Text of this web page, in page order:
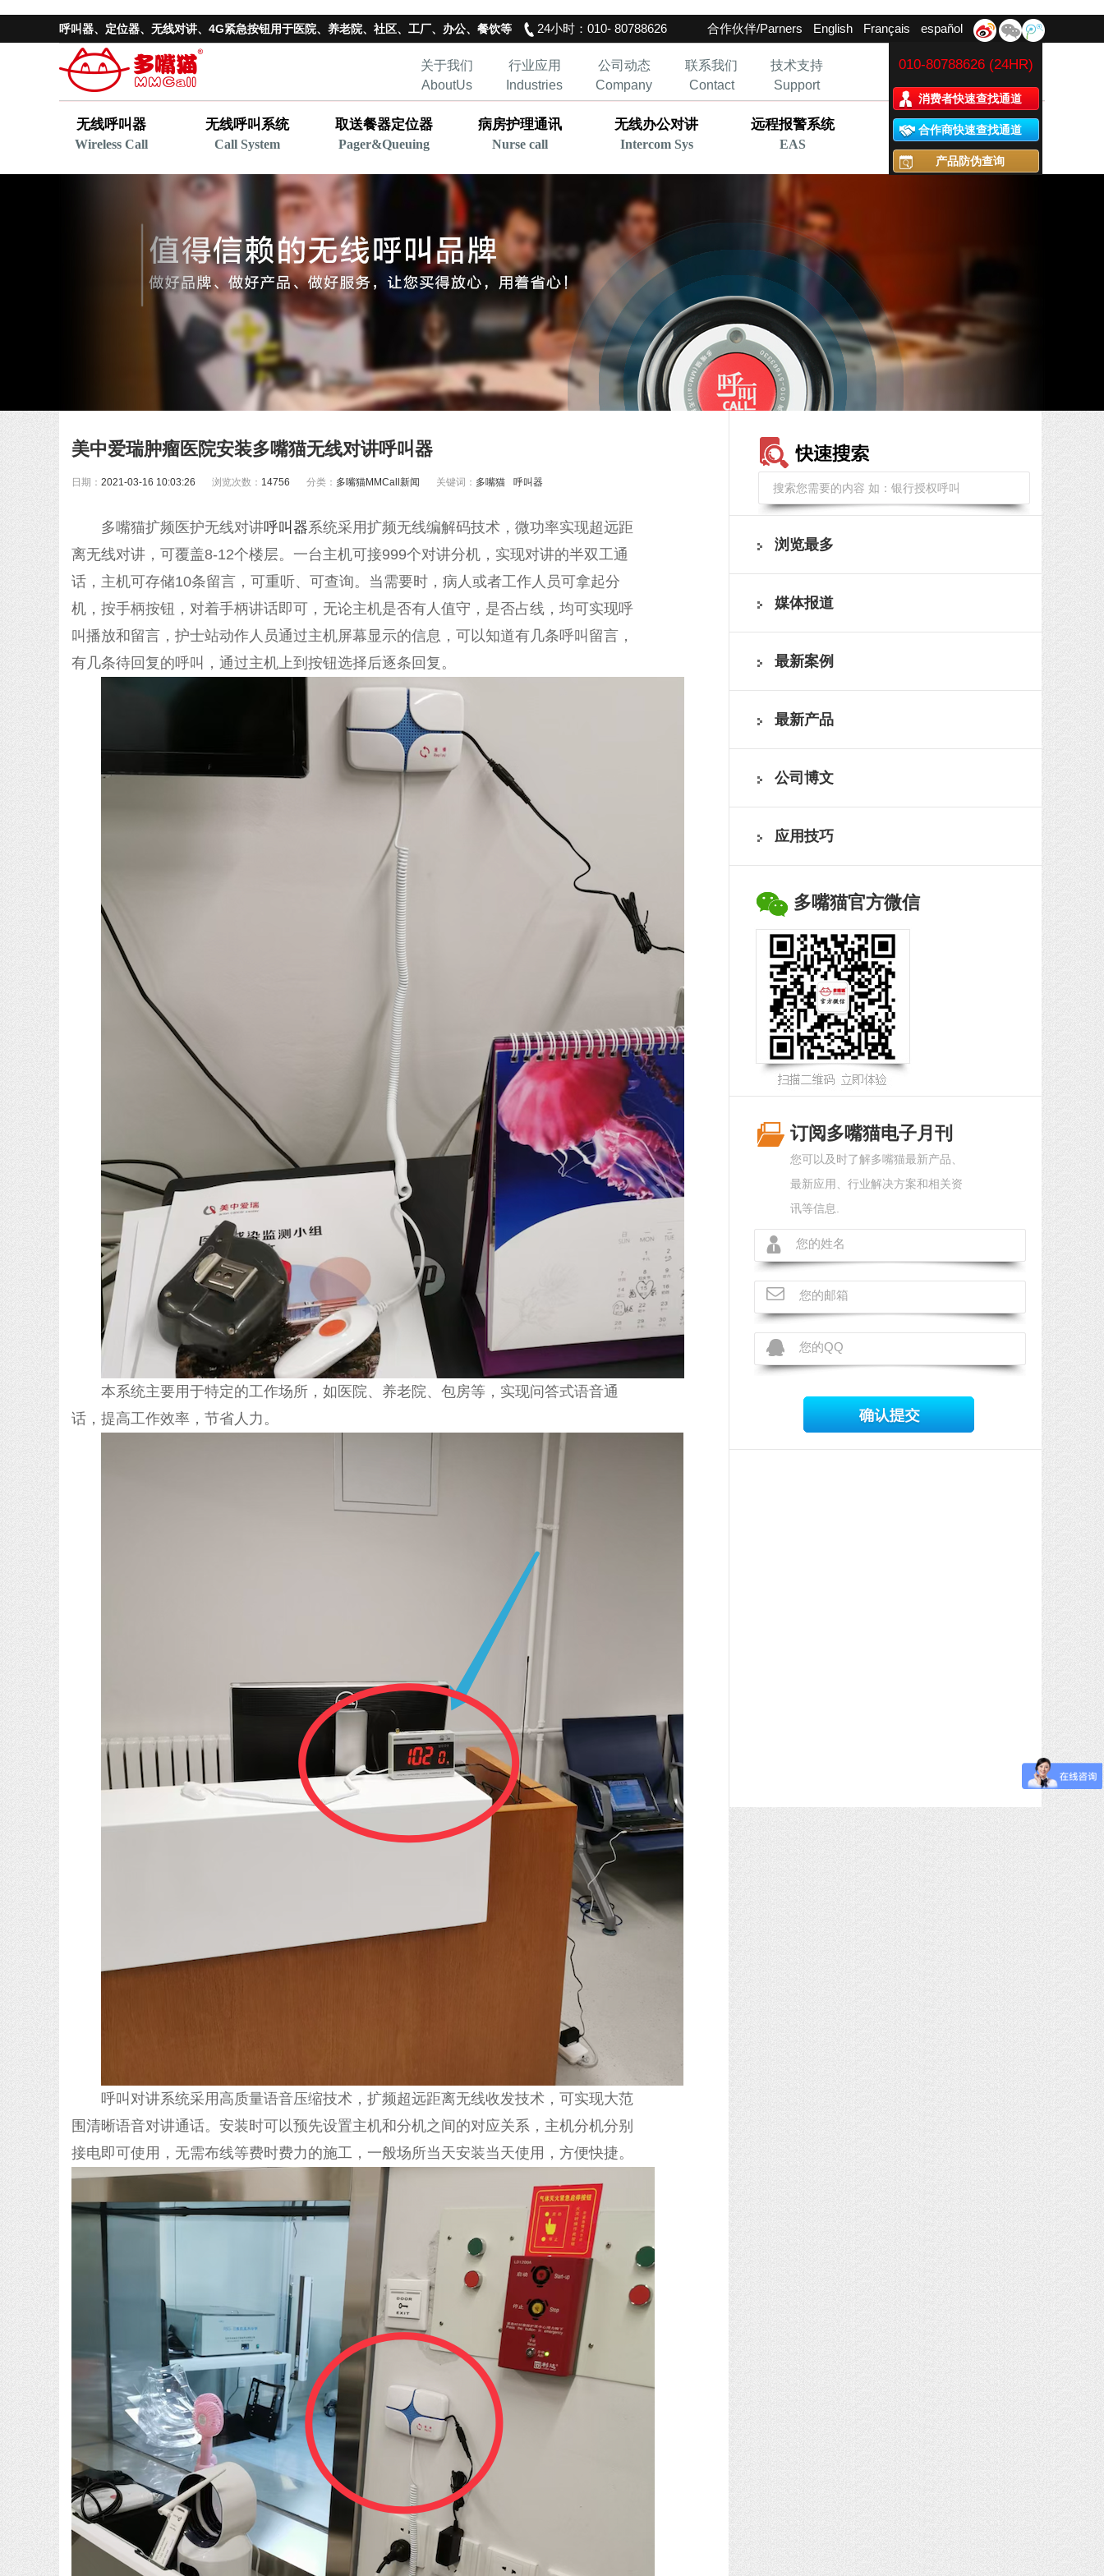
合作伙伴/Parners English Français español
呼叫器、 定位器、无线对讲、4G紧急按钮用于医院、养老院、社区、工厂、办公、餐饮等 24小时：010- 80788626
关于我们
AboutUs
行业应用
Industries
公司动态
Company
联系我们
Contact
技术支持
Support
无线呼叫器
Wireless Call
无线呼叫系统
Call System
取送餐器定位器
Pager&Queuing
病房护理通讯
Nurse call
无线办公对讲
Intercom Sys
远程报警系统
EAS
010-80788626 (24HR)
消费者快速查找通道
合作商快速查找通道
产品防伪查询
美中爱瑞肿瘤医院安装多嘴猫无线对讲呼叫器
日期： 2021-03-16 10:03:26 浏览次数： 14756 分类： 多嘴猫MMCall新闻 关键词： 多嘴猫 呼叫器
多嘴猫扩频医护无线对讲呼叫器系统采用扩频无线编解码技术，微功率实现超远距
离无线对讲，可覆盖8-12个楼层。一台主机可接999个对讲分机，实现对讲的半双工通
话，主机可存储10条留言，可重听、可查询。当需要时，病人或者工作人员可拿起分
机，按手柄按钮，对着手柄讲话即可，无论主机是否有人值守，是否占线，均可实现呼
叫播放和留言，护士站动作人员通过主机屏幕显示的信息，可以知道有几条呼叫留言，
有几条待回复的呼叫，通过主机上到按钮选择后逐条回复。
本系统主要用于特定的工作场所，如医院、养老院、包房等，实现问答式语音通
话，提高工作效率，节省人力。
呼叫对讲系统采用高质量语音压缩技术，扩频超远距离无线收发技术，可实现大范
围清晰语音对讲通话。安装时可以预先设置主机和分机之间的对应关系，主机分机分别
接电即可使用，无需布线等费时费力的施工，一般场所当天安装当天使用，方便快捷。
浏览最多
媒体报道
最新案例
最新产品
公司博文
应用技巧
多嘴猫官方微信
订阅多嘴猫电子月刊
您可以及时了解多嘴猫最新产品、
最新应用、行业解决方案和相关资
讯等信息.